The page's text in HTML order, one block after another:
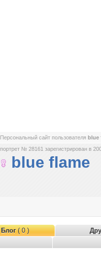
Персональный сайт пользователя blue
портрет № 28161 зарегистрирован в
blue flame
Блог( 0 )